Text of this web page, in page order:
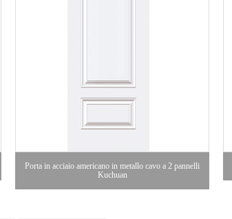
Porta in acciaio americano in metallo cavo a 2 pannelli
Kuchuan